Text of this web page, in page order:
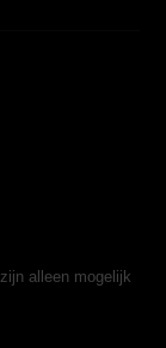
alleen mogelijk